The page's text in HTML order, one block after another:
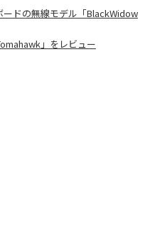
ドの無線モデル「BlackWidow
」をレビュー